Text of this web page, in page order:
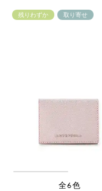
残りわずか 取り寄せ
全6色